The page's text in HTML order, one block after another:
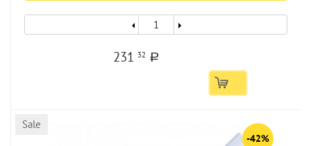
231 32 a
Sale
-42%